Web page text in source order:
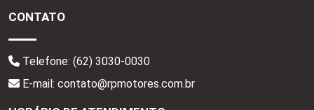
CONTATO
Telefone: (62) 3030-0030
E-mail: contato@rpmotores.com.br